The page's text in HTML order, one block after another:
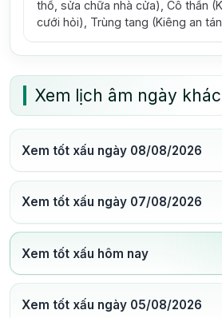
thổ, sửa chữa nhà cửa), Cô thần
cưới hỏi), Trùng tang (Kiêng an
Xem lịch âm ngày khác
Xem tốt xấu ngày 08/08/2026
Xem tốt xấu ngày 07/08/2026
Xem tốt xấu hôm nay
Xem tốt xấu ngày 05/08/2026